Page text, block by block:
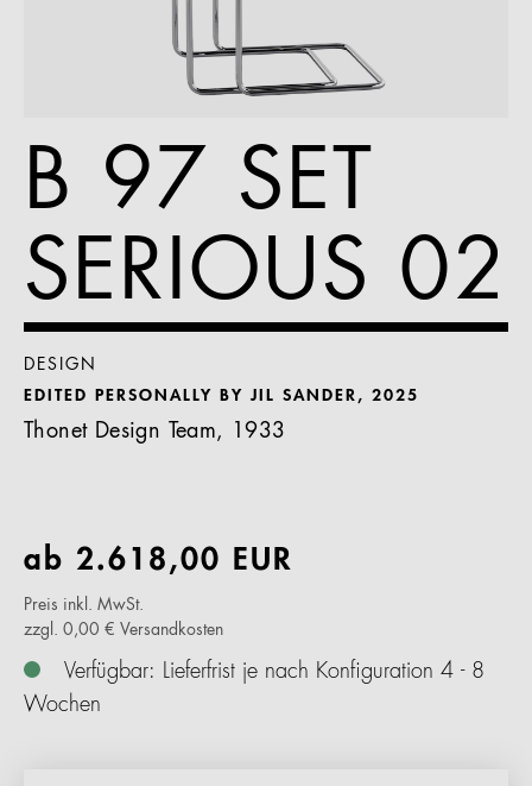
B 97 SET
SERIOUS 02
DESIGN
EDITED PERSONALLY BY JIL SANDER, 2025
Thonet Design Team, 1933
ab 2.618,00 EUR
Preis inkl. MwSt.
zzgl. 0,00 € Versandkosten
Verfügbar: Lieferfrist je nach Konfiguration 4 - 8
Wochen